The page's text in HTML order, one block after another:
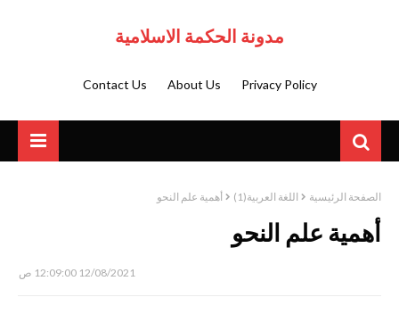
مدونة الحكمة الاسلامية
Privacy Policy
About Us
Contact Us
الصفحة الرئيسية اللغة العربية(1) أهمية علم النحو
أهمية علم النحو
12/08/2021 12:09:00 ص